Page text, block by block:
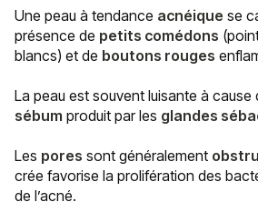
Une peau à tendance acnéique se
présence de petits comédons
blancs) et de boutons rouges
La peau est souvent luisante à cause
sébum produit par les glandes
Les pores sont généralement
crée favorise la prolifération des
de l’acné.